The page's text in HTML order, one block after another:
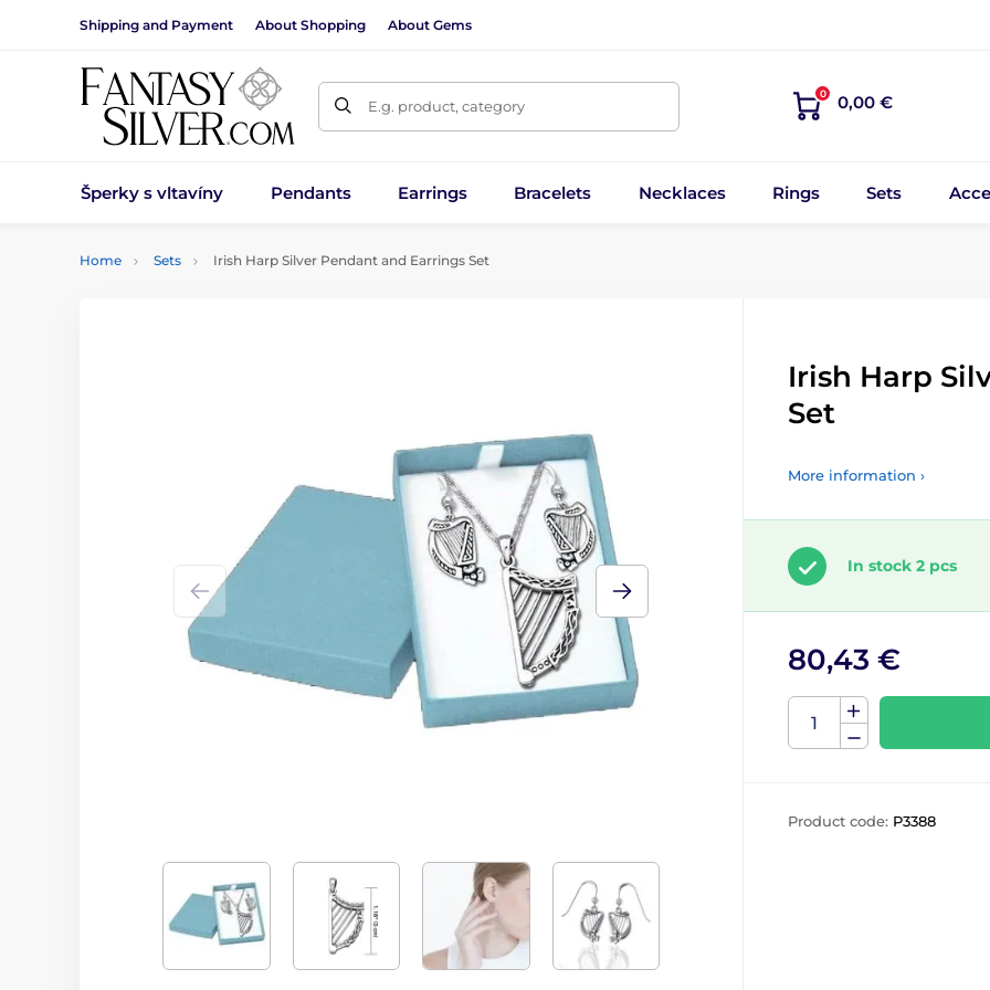
Shipping and Payment About Shopping About Gems
E.g. product, category
0 0,00 €
Šperky s vltavíny Pendants Earrings Bracelets Necklaces Rings Sets
Home Sets Irish Harp Silver Pendant and Earrings Set
Irish Harp
Set
More information ›
In stock 2 pcs
80,43 €
Product code: P3388